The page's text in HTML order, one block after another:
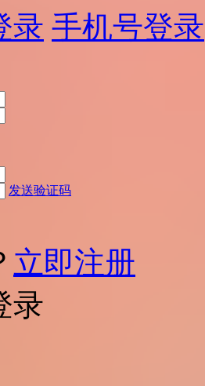
录 手机号登录
发送验证码
立即注册
录